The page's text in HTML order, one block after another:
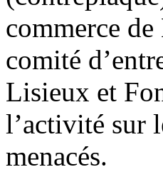
commerce
comité
Lisieux et
l’activité sur
menacés.